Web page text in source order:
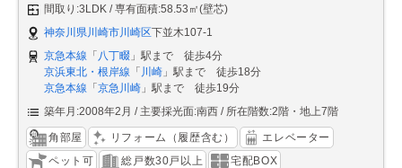
間取り:3LDK
専有面積:58.53㎡(壁芯)
神奈川県川崎市川崎区下並木107-1
京急本線 「 八丁畷 」駅まで 徒歩4分
京浜東北・根岸線 「 川崎 」駅まで 徒歩18分
京急本線 「京急川崎 」駅まで 徒歩19分
築年月:2008年2月
主要採光面:南西 所在階数:2階・地上7階
角部屋 リフォーム（履歴含む）
エレベーター
ペット可
総戸数30戸以上
宅配BOX